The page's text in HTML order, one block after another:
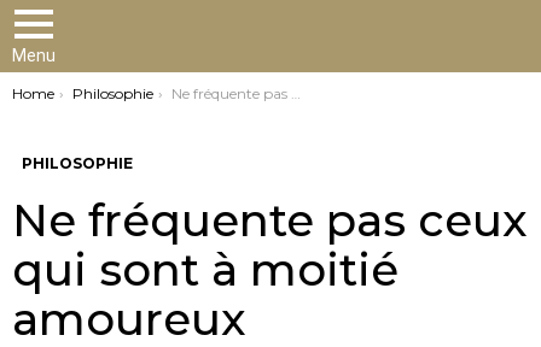
Menu
You are here:
Home Philosophie Ne fréquente pas ceux qui sont à moitié amoureux
PHILOSOPHIE
Ne fréquente pas ceux
qui sont à moitié
amoureux